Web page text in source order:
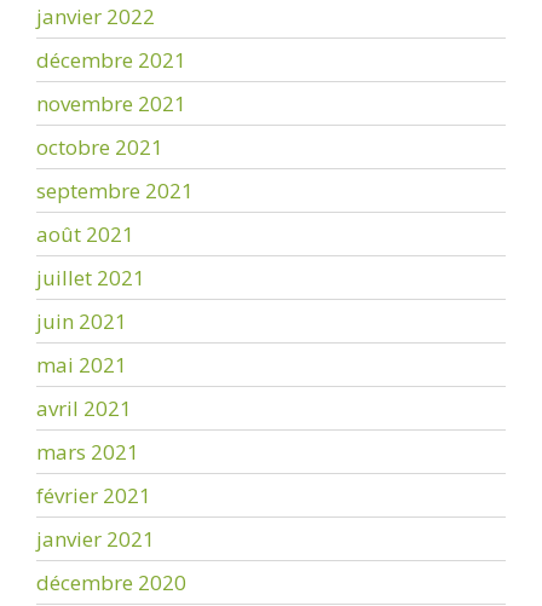
janvier 2022
décembre 2021
novembre 2021
octobre 2021
septembre 2021
août 2021
juillet 2021
juin 2021
mai 2021
avril 2021
mars 2021
février 2021
janvier 2021
décembre 2020